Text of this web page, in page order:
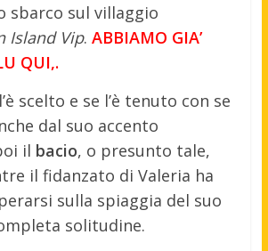
sbarco sul villaggio
Island Vip. ABBIAMO GIA’
QUI,.
scelto e se l’è tenuto con se
dal suo accento
il bacio, o presunto tale,
il fidanzato di Valeria ha
sulla spiaggia del suo
solitudine.